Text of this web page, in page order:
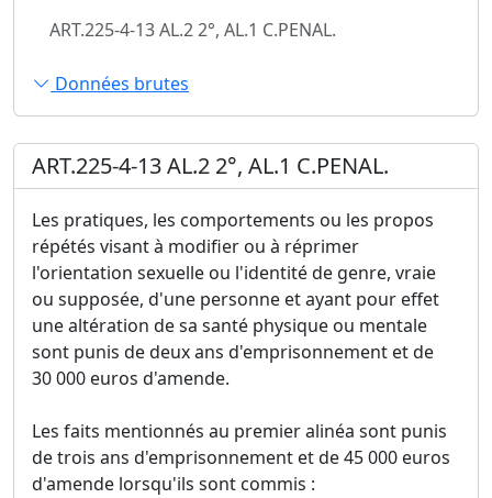
ART.225-4-13 AL.2 2°, AL.1 C.PENAL.
Données brutes
ART.225-4-13 AL.2 2°, AL.1 C.PENAL.
Les pratiques, les comportements ou les propos
répétés visant à modifier ou à réprimer
l'orientation sexuelle ou l'identité de genre, vraie
ou supposée, d'une personne et ayant pour effet
une altération de sa santé physique ou mentale
sont punis de deux ans d'emprisonnement et de
30 000 euros d'amende.
Les faits mentionnés au premier alinéa sont punis
de trois ans d'emprisonnement et de 45 000 euros
d'amende lorsqu'ils sont commis :